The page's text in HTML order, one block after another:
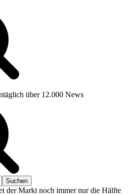
über 12.000 News
der Markt noch immer nur die Hälfte